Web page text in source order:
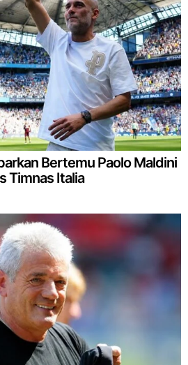
Bertemu Paolo Maldini
Timnas Italia